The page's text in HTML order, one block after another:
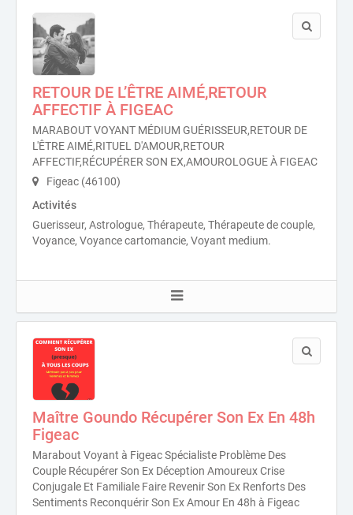
RETOUR DE L’ÊTRE AIMÉ,RETOUR
AFFECTIF À FIGEAC
MARABOUT VOYANT MÉDIUM GUÉRISSEUR,RETOUR DE
L'ÊTRE AIMÉ,RITUEL D'AMOUR,RETOUR
AFFECTIF,RÉCUPÉRER SON EX,AMOUROLOGUE À FIGEAC
Figeac (46100)
Activités
Guerisseur, Astrologue, Thérapeute, Thérapeute de couple,
Voyance, Voyance cartomancie, Voyant medium.
Maître Goundo Récupérer Son Ex En 48h
Figeac
Marabout Voyant à Figeac Spécialiste Problème Des
Couple Récupérer Son Ex Déception Amoureux Crise
Conjugale Et Familiale Faire Revenir Son Ex Renforts Des
Sentiments Reconquérir Son Ex Amour En 48h à Figeac